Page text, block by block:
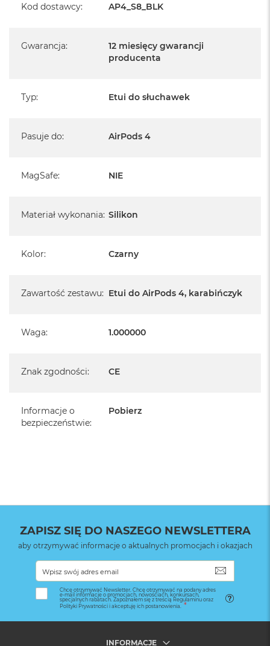
Kod dostawcy: AP4_S8_BLK
Gwarancja:
12 miesięcy gwarancji
producenta
Typ: Etui do słuchawek
Pasuje do: AirPods 4
MagSafe: NIE
Materiał wykonania: Silikon
Kolor: Czarny
Zawartość zestawu: Etui do AirPods 4, karabińczyk
Waga: 1.000000
Znak zgodności: CE
Informacje o
bezpieczeństwie:
Pobierz
ZAPISZ SIĘ DO NASZEGO NEWSLETTERA
aby otrzymywać informacje o aktualnych promocjach i okazjach
Chcę otrzymywać Newsletter. Chcę otrzymywać na podany adres
e-mail informacje o promocjach, nowościach, konkursach,
specjalnych rabatach. Zapoznałem się z treścią Regulaminu oraz
Polityki Prywatności i akceptuję ich postanowienia.
INFORMACJE